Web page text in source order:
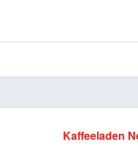
Kaffeeladen